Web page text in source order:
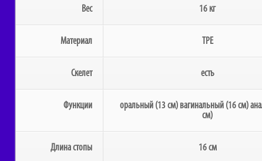
Вес 16 кг
Материал TPE
Скелет есть
Функции
оральный (13 см) вагинальный (16 см)
см)
Длина стопы 16 см